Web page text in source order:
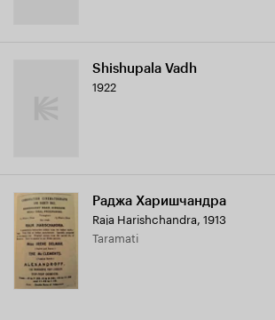
Shishupala Vadh
1922
Раджа Харишчандра
Raja Harishchandra, 1913
Taramati